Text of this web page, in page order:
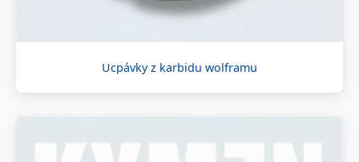
Ucpávky z karbidu wolframu